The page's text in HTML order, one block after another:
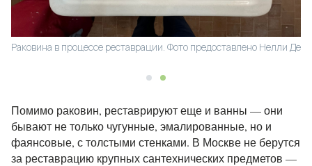
ДеАнглийская фарфоровая раковина. Фото предоставлено Нелли
Помимо раковин, реставрируют еще и ванны — они
бывают не только чугунные, эмалированные, но и
фаянсовые, с толстыми стенками. В Москве не берутся
за реставрацию крупных сантехнических предметов —